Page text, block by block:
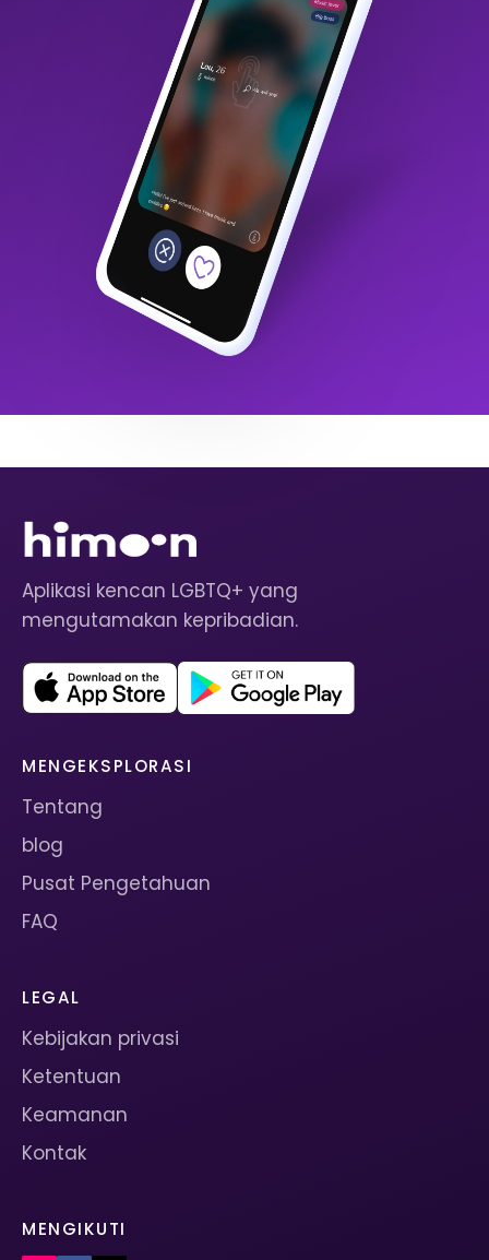
Aplikasi kencan LGBTQ+ yang
mengutamakan kepribadian.
MENGEKSPLORASI
Tentang
blog
Pusat Pengetahuan
FAQ
LEGAL
Kebijakan privasi
Ketentuan
Keamanan
Kontak
MENGIKUTI